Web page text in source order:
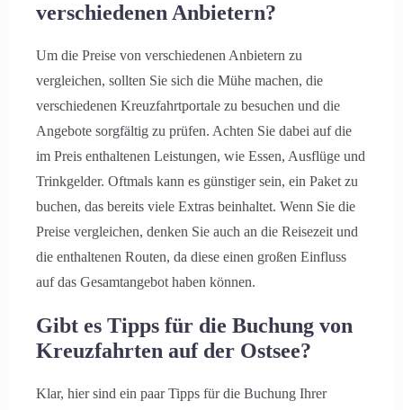
verschiedenen Anbietern?
Um die Preise von verschiedenen Anbietern zu
vergleichen, sollten Sie sich die Mühe machen, die
verschiedenen Kreuzfahrtportale zu besuchen und die
Angebote sorgfältig zu prüfen. Achten Sie dabei auf die
im Preis enthaltenen Leistungen, wie Essen, Ausflüge und
Trinkgelder. Oftmals kann es günstiger sein, ein Paket zu
buchen, das bereits viele Extras beinhaltet. Wenn Sie die
Preise vergleichen, denken Sie auch an die Reisezeit und
die enthaltenen Routen, da diese einen großen Einfluss
auf das Gesamtangebot haben können.
Gibt es Tipps für die Buchung von
Kreuzfahrten auf der Ostsee?
Klar, hier sind ein paar Tipps für die Buchung Ihrer